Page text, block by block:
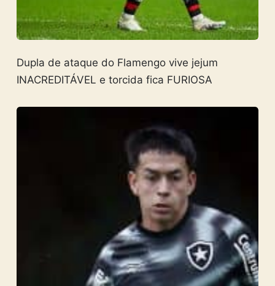
Dupla de ataque do Flamengo vive jejum
INACREDITÁVEL e torcida fica FURIOSA